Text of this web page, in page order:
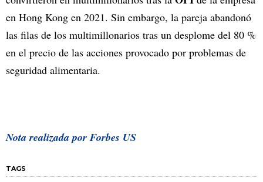
en Hong Kong en 2021. Sin embargo, la pareja abandonó
las filas de los multimillonarios tras un desplome del 80 %
en el precio de las acciones provocado por problemas de
seguridad alimentaria.
Nota realizada por Forbes US
TAGS